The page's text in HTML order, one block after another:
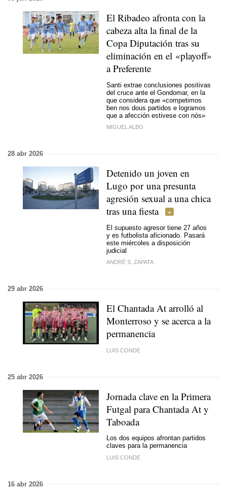
El Ribadeo afronta con la
cabeza alta la final de la
Copa Diputación tras su
eliminación en el «playoff»
a Preferente
Santi extrae conclusiones positivas
del cruce ante el Gondomar, en la
que considera que «competimos
ben nos dous partidos e logramos
que a afección estivese con nós»
MIGUEL ALBO
28 abr 2026
Detenido un joven en
Lugo por una presunta
agresión sexual a una chica
tras una fiesta
El supuesto agresor tiene 27 años
y es futbolista aficionado. Pasará
este miércoles a disposición
judicial
ANDRÉ S. ZAPATA
29 abr 2026
El Chantada At arrolló al
Monterroso y se acerca a la
permanencia
LUIS CONDE
25 abr 2026
Jornada clave en la Primera
Futgal para Chantada At y
Taboada
Los dos equipos afrontan partidos
claves para la permanencia
LUIS CONDE
16 abr 2026